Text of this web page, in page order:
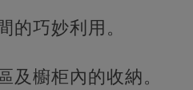
巧妙利用。
櫥柜內的收納。